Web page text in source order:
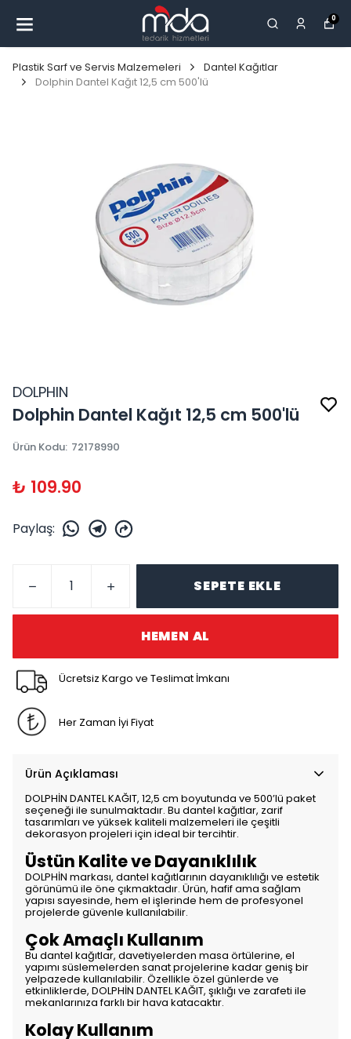
0
Plastik Sarf ve Servis Malzemeleri
Dantel Kağıtlar
Dolphin Dantel Kağıt 12,5 cm 500'lü
DOLPHIN
Dolphin Dantel Kağıt 12,5 cm 500'lü
Ürün Kodu: 72178990
₺ 109.90
Paylaş:
SEPETE EKLE
HEMEN AL
Ücretsiz Kargo ve Teslimat İmkanı
Her Zaman İyi Fiyat
Ürün Açıklaması
DOLPHİN DANTEL KAĞIT, 12,5 cm boyutunda ve 500’lü paket
seçeneği ile sunulmaktadır. Bu dantel kağıtlar, zarif
tasarımları ve yüksek kaliteli malzemeleri ile çeşitli
dekorasyon projeleri için ideal bir tercihtir.
Üstün Kalite ve Dayanıklılık
DOLPHİN markası, dantel kağıtlarının dayanıklılığı ve estetik
görünümü ile öne çıkmaktadır. Ürün, hafif ama sağlam
yapısı sayesinde, hem el işlerinde hem de profesyonel
projelerde güvenle kullanılabilir.
Çok Amaçlı Kullanım
Bu dantel kağıtlar, davetiyelerden masa örtülerine, el
yapımı süslemelerden sanat projelerine kadar geniş bir
yelpazede kullanılabilir. Özellikle özel günlerde ve
etkinliklerde, DOLPHİN DANTEL KAĞIT, şıklığı ve zarafeti ile
mekanlarınıza farklı bir hava katacaktır.
Kolay Kullanım